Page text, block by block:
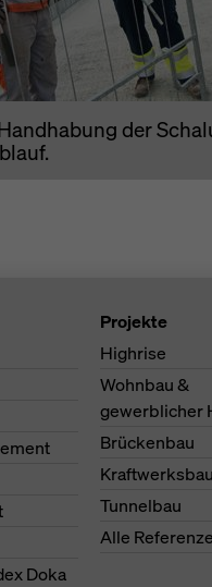
der
Doka
Projekte
Highrise
Wohnbau &
gewerblicher
Brückenbau
Kraftwerksbau
Tunnelbau
Alle